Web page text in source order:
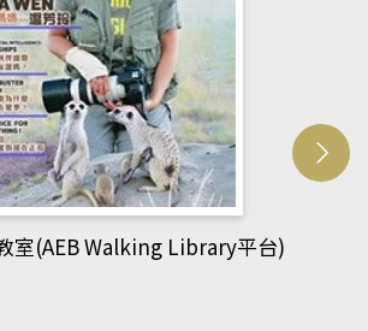
網管人(kono平台)